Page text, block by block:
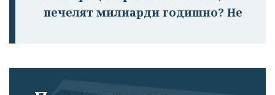
печелят милиарди годишно? Не